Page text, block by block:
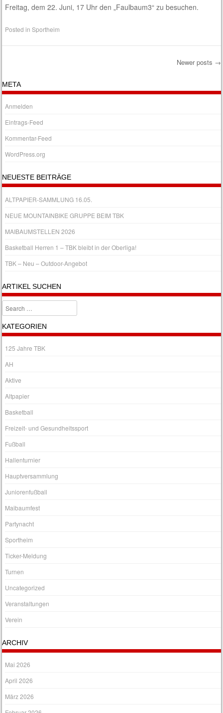
Freitag, dem 22. Juni, 17 Uhr den „Faulbaum3“ zu besuchen.
Posted inSportheim
Post navigation
Newer posts →
META
Anmelden
Eintrags-Feed
Kommentar-Feed
WordPress.org
NEUESTE BEITRÄGE
ALTPAPIER-SAMMLUNG 16.05.
NEUE MOUNTAINBIKE GRUPPE BEIM TBK
MAIBAUMSTELLEN 2026
Basketball Herren 1 – TBK bleibt in der Oberliga!
TBK – Neu – Outdoor-Angebot
ARTIKEL SUCHEN
Search
KATEGORIEN
125 Jahre TBK
AH
Aktive
Altpapier
Basketball
Freizeit- und Gesundheitssport
Fußball
Hallenturnier
Hauptversammlung
Juniorenfußball
Maibaumfest
Partynacht
Sportheim
Ticker-Meldung
Turnen
Uncategorized
Veranstaltungen
Verein
ARCHIV
Mai 2026
April 2026
März 2026